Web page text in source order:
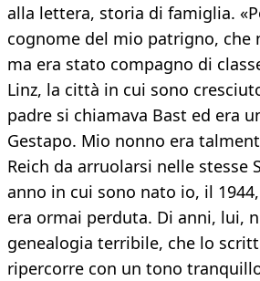
alla lettera, storia di famiglia.
cognome del mio patrigno, che
ma era stato compagno di
Linz, la città in cui sono
padre si chiamava Bast ed era
Gestapo. Mio nonno era
Reich da arruolarsi nelle stesse
anno in cui sono nato io, il
era ormai perduta. Di anni, lui,
genealogia terribile, che lo
ripercorre con un tono